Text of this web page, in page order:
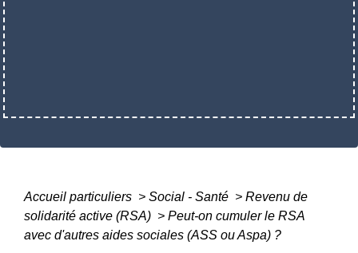
Accueil particuliers > Social - Santé > Revenu de
solidarité active (RSA) > Peut-on cumuler le RSA
avec d'autres aides sociales (ASS ou Aspa) ?